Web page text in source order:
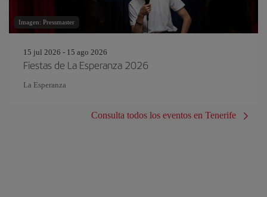
Imagen: Pressmaster
15 jul 2026 - 15 ago 2026
Fiestas de La Esperanza 2026
La Esperanza
Consulta todos los eventos en Tenerife